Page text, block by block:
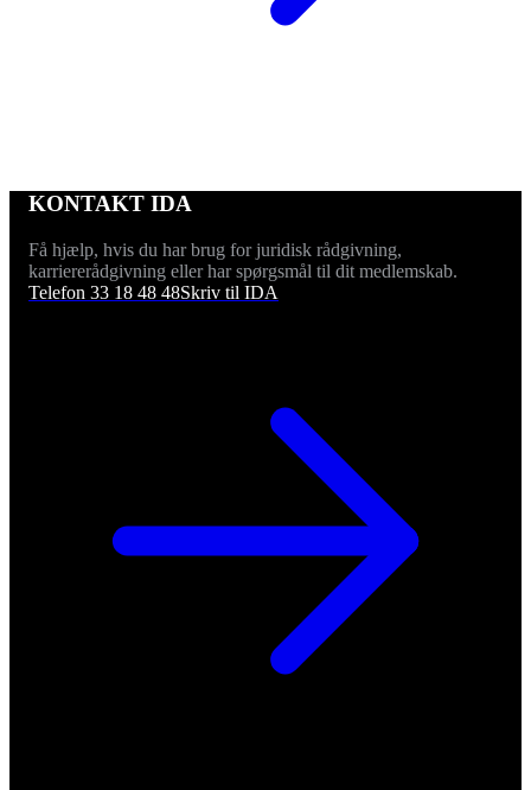
KONTAKT IDA
Få hjælp, hvis du har brug for juridisk rådgivning,
karriererådgivning eller har spørgsmål til dit medlemskab.
Telefon 33 18 48 48Skriv til IDA